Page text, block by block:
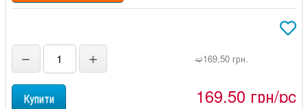
− + ➫169,50 грн.
169,50 грн/pc